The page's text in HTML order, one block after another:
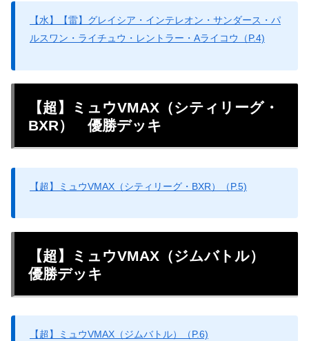
【水】【雷】グレイシア・インテレオン・サンダース・パ
ルスワン・ライチュウ・レントラー・Aライコウ（P.4)
【超】ミュウVMAX（シティリーグ・
BXR） 優勝デッキ
【超】ミュウVMAX（シティリーグ・BXR）（P.5)
【超】ミュウVMAX（ジムバトル）
優勝デッキ
【超】ミュウVMAX（ジムバトル）（P.6)